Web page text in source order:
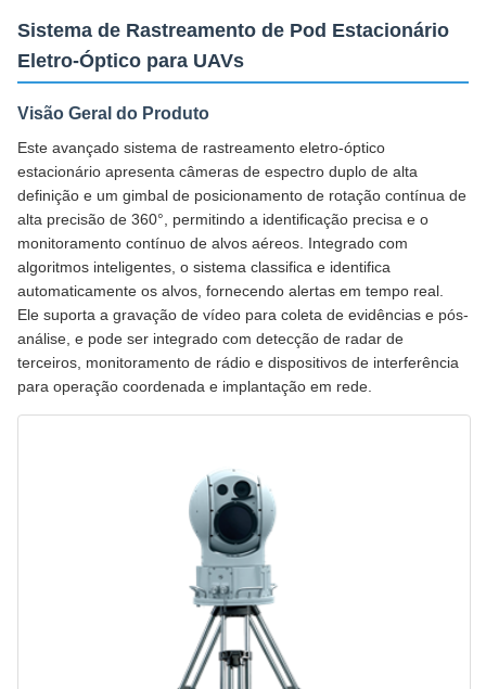
Sistema de Rastreamento de Pod Estacionário
Eletro-Óptico para UAVs
Visão Geral do Produto
Este avançado sistema de rastreamento eletro-óptico
estacionário apresenta câmeras de espectro duplo de alta
definição e um gimbal de posicionamento de rotação contínua de
alta precisão de 360°, permitindo a identificação precisa e o
monitoramento contínuo de alvos aéreos. Integrado com
algoritmos inteligentes, o sistema classifica e identifica
automaticamente os alvos, fornecendo alertas em tempo real.
Ele suporta a gravação de vídeo para coleta de evidências e pós-
análise, e pode ser integrado com detecção de radar de
terceiros, monitoramento de rádio e dispositivos de interferência
para operação coordenada e implantação em rede.